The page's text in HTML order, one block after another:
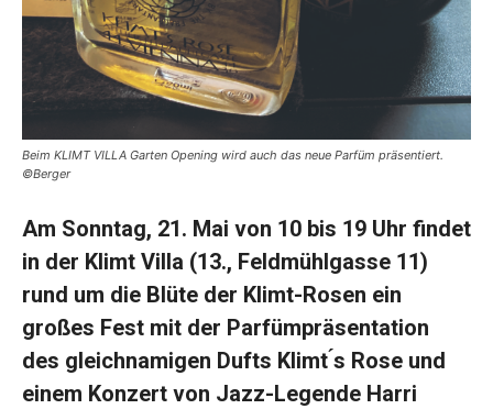
Beim KLIMT VILLA Garten Opening wird auch das neue Parfüm präsentiert.
©Berger
Am Sonntag, 21. Mai von 10 bis 19 Uhr findet
in der Klimt Villa (13., Feldmühlgasse 11)
rund um die Blüte der Klimt-Rosen ein
großes Fest mit der Parfümpräsentation
des gleichnamigen Dufts Klimt ́s Rose und
einem Konzert von Jazz-Legende Harri